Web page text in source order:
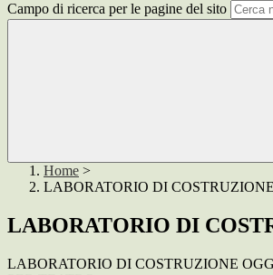
Campo di ricerca per le pagine del sito
Home >
LABORATORIO DI COSTRUZIONE
LABORATORIO DI
LABORATORIO DI COSTRUZIONE